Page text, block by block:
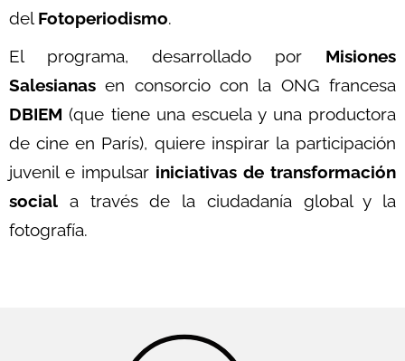
del Fotoperiodismo.
El programa, desarrollado por Misiones
Salesianas en consorcio con la ONG francesa
DBIEM (que tiene una escuela y una productora
de cine en París), quiere inspirar la participación
juvenil e impulsar iniciativas de transformación
social a través de la ciudadanía global y la
fotografía.